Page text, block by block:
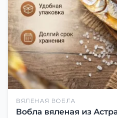
ВЯЛЕНАЯ ВОБЛА
Вобла вяленая из